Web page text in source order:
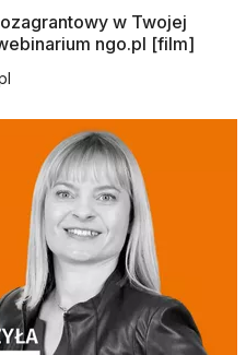
w Twojej
ngo.pl [film]